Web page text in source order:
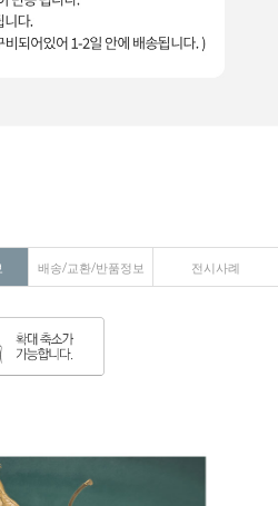
배송/교환/반품정보 전시사례